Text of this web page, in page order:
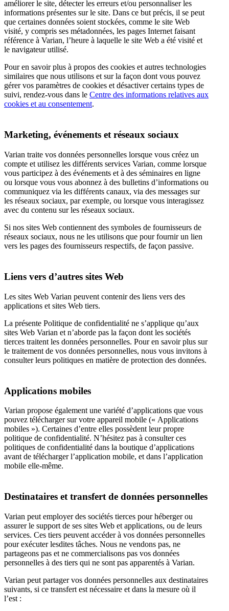
améliorer le site, détecter les erreurs et/ou personnaliser les
informations présentes sur le site. Dans ce but précis, il se peut
que certaines données soient stockées, comme le site Web
visité, y compris ses métadonnées, les pages Internet faisant
référence à Varian, l’heure à laquelle le site Web a été visité et
le navigateur utilisé.
Pour en savoir plus à propos des cookies et autres technologies
similaires que nous utilisons et sur la façon dont vous pouvez
gérer vos paramètres de cookies et désactiver certains types de
suivi, rendez-vous dans le Centre des informations relatives aux
cookies et au consentement.
Marketing, événements et réseaux sociaux
Varian traite vos données personnelles lorsque vous créez un
compte et utilisez les différents services Varian, comme lorsque
vous participez à des événements et à des séminaires en ligne
ou lorsque vous vous abonnez à des bulletins d’informations ou
communiquez via les différents canaux, via des messages sur
les réseaux sociaux, par exemple, ou lorsque vous interagissez
avec du contenu sur les réseaux sociaux.
Si nos sites Web contiennent des symboles de fournisseurs de
réseaux sociaux, nous ne les utilisons que pour fournir un lien
vers les pages des fournisseurs respectifs, de façon passive.
Liens vers d’autres sites Web
Les sites Web Varian peuvent contenir des liens vers des
applications et sites Web tiers.
La présente Politique de confidentialité ne s’applique qu’aux
sites Web Varian et n’aborde pas la façon dont les sociétés
tierces traitent les données personnelles. Pour en savoir plus sur
le traitement de vos données personnelles, nous vous invitons à
consulter leurs politiques en matière de protection des données.
Applications mobiles
Varian propose également une variété d’applications que vous
pouvez télécharger sur votre appareil mobile (« Applications
mobiles »). Certaines d’entre elles possèdent leur propre
politique de confidentialité. N’hésitez pas à consulter ces
politiques de confidentialité dans la boutique d’applications
avant de télécharger l’application mobile, et dans l’application
mobile elle-même.
Destinataires et transfert de données personnelles
Varian peut employer des sociétés tierces pour héberger ou
assurer le support de ses sites Web et applications, ou de leurs
services. Ces tiers peuvent accéder à vos données personnelles
pour exécuter lesdites tâches. Nous ne vendons pas, ne
partageons pas et ne commercialisons pas vos données
personnelles à des tiers qui ne sont pas apparentés à Varian.
Varian peut partager vos données personnelles aux destinataires
suivants, si ce transfert est nécessaire et dans la mesure où il
l’est :